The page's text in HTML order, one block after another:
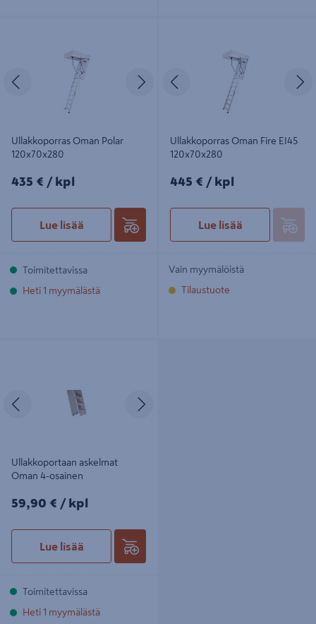
Seuraava
Ullakkoporras Oman Polar
120x70x280
435€/kpl
435 € / kpl
Lue lisää
Toimitettavissa
Heti 1 myymälästä
Ullakkoporras Oman Fire EI45
120x70x280
445€/kpl
445 € / kpl
Lue lisää
Vain myymälöistä
Tilaustuote
Edellinen
Ullakkoportaan askelmat
Oman 4-osainen
59,90€/kpl
59,90 € / kpl
Lue lisää
Toimitettavissa
Heti 1 myymälästä